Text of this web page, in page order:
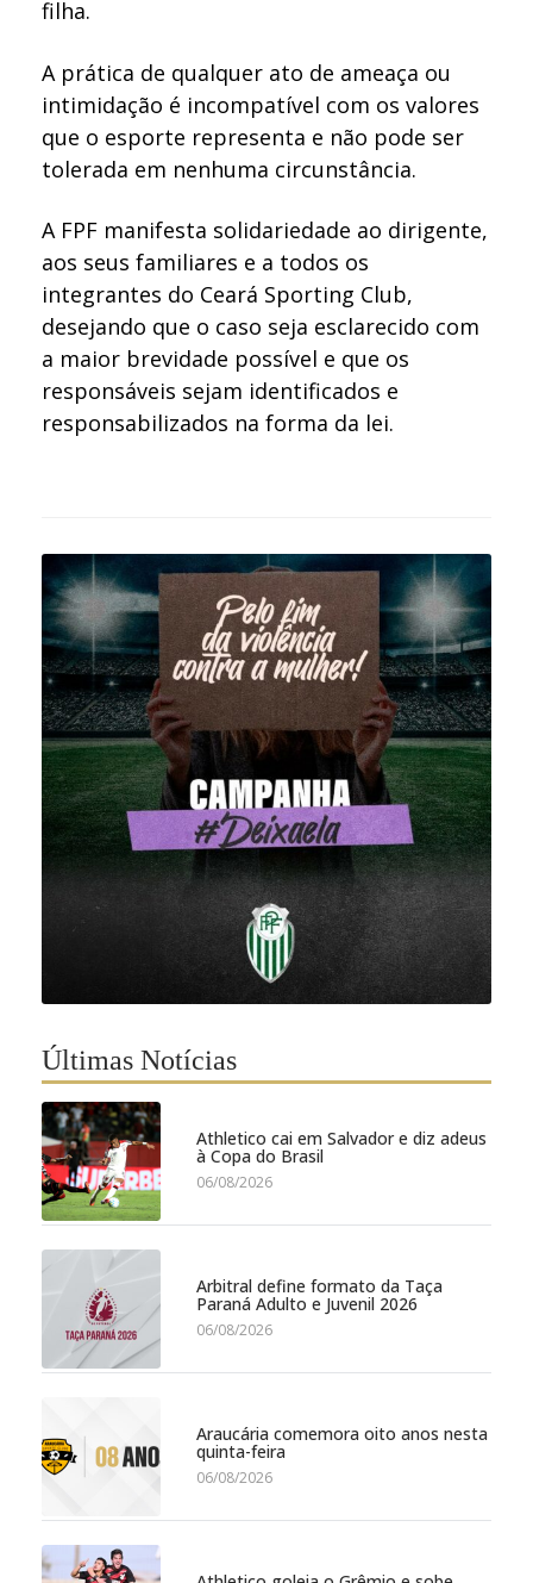
filha.
A prática de qualquer ato de ameaça ou
intimidação é incompatível com os valores
que o esporte representa e não pode ser
tolerada em nenhuma circunstância.
A FPF manifesta solidariedade ao dirigente,
aos seus familiares e a todos os
integrantes do Ceará Sporting Club,
desejando que o caso seja esclarecido com
a maior brevidade possível e que os
responsáveis sejam identificados e
responsabilizados na forma da lei.
Últimas Notícias
Athletico cai em Salvador e diz adeus
à Copa do Brasil
06/08/2026
Arbitral define formato da Taça
Paraná Adulto e Juvenil 2026
06/08/2026
Araucária comemora oito anos nesta
quinta-feira
06/08/2026